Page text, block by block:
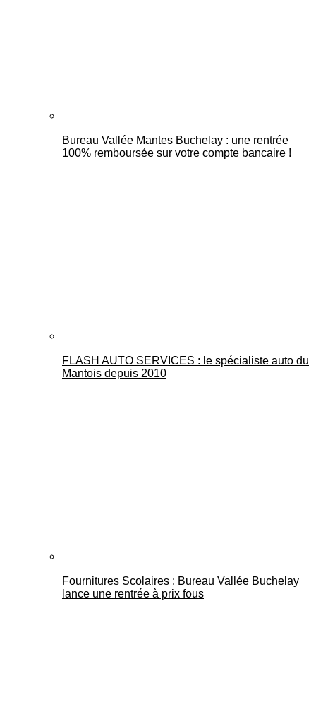
Bureau Vallée Mantes Buchelay : une rentrée
100% remboursée sur votre compte bancaire !
FLASH AUTO SERVICES : le spécialiste auto du
Mantois depuis 2010
Fournitures Scolaires : Bureau Vallée Buchelay
lance une rentrée à prix fous